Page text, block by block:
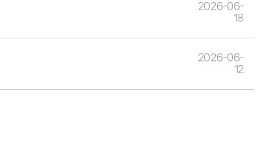
2026-06-
18
2026-06-
12